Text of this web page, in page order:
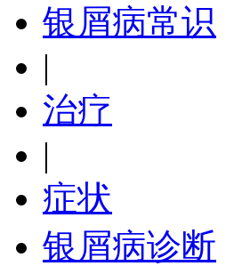
银屑病常识
|
治疗
|
症状
银屑病诊断